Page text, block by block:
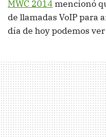
MWC 2014 mencionó
de llamadas VoIP para
día de hoy podemos